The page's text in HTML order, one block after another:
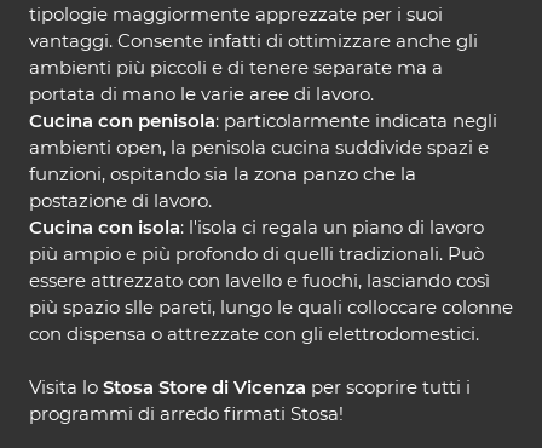
tipologie maggiormente apprezzate per i suoi
vantaggi. Consente infatti di ottimizzare anche gli
ambienti più piccoli e di tenere separate ma a
portata di mano le varie aree di lavoro.
Cucina con penisola: particolarmente indicata negli
ambienti open, la penisola cucina suddivide spazi e
funzioni, ospitando sia la zona panzo che la
postazione di lavoro.
Cucina con isola: l'isola ci regala un piano di lavoro
più ampio e più profondo di quelli tradizionali. Può
essere attrezzato con lavello e fuochi, lasciando così
più spazio slle pareti, lungo le quali colloccare colonne
con dispensa o attrezzate con gli elettrodomestici.
Visita lo Stosa Store di Vicenza per scoprire tutti i
programmi di arredo firmati Stosa!